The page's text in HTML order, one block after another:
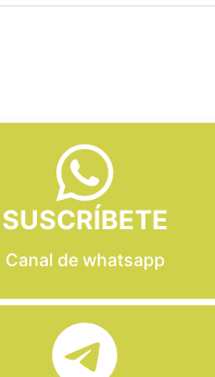
SUSCRÍBETE
Canal de whatsapp